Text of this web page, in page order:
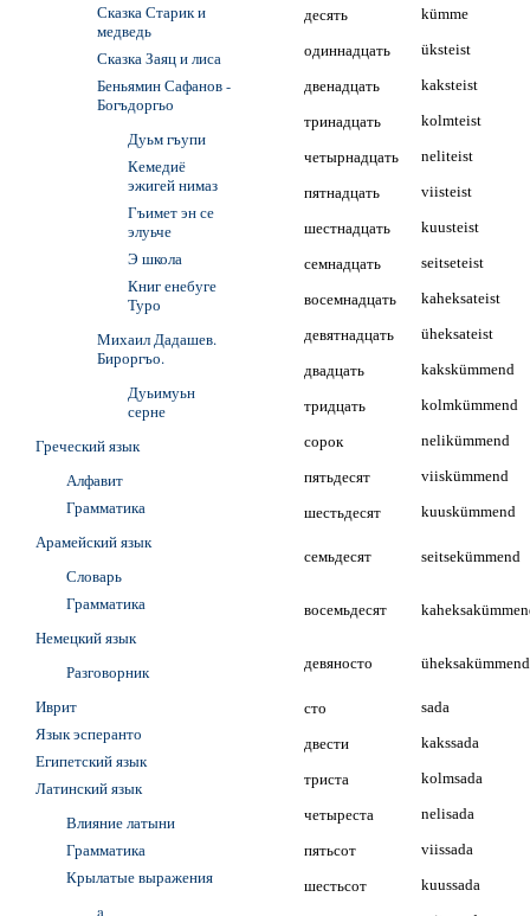
десять kümme
одиннадцать üksteist
двенадцать kaksteist
тринадцать kolmteist
четырнадцать neliteist
пятнадцать viisteist
шестнадцать kuusteist
семнадцать seitseteist
восемнадцать kaheksateist
девятнадцать üheksateist
двадцать kakskümmend
тридцать kolmkümmend
сорок nelikümmend
пятьдесят viiskümmend
шестьдесят kuuskümmend
семьдесят seitsekümmend
восемьдесят
девяносто üheksakümmend
сто sada
двести kakssada
триста kolmsada
четыреста nelisada
пятьсот viissada
шестьсот kuussada
Сказка Старик и
медведь
Сказка Заяц и лиса
Беньямин Сафанов -
Богъдоргьо
Дуьм гъупи
Кемедиё
эжигей нимаз
Гъимет эн се
элуьче
Э школа
Книг енебуге
Туро
Михаил Дадашев.
Бироргъо.
Дуьимуьн
серне
Греческий язык
Алфавит
Грамматика
Арамейский язык
Словарь
Грамматика
Немецкий язык
Разговорник
Иврит
Язык эсперанто
Египетский язык
Латинский язык
Влияние латыни
Грамматика
Крылатые выражения
a